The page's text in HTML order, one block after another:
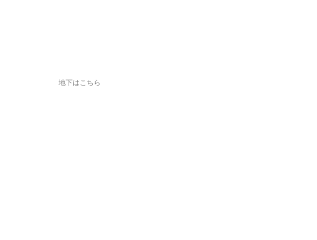
地下はこちら